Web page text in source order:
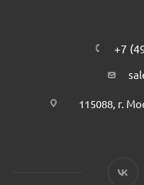
+7
115088, г.